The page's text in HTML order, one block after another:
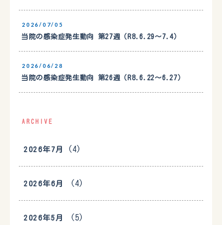
2026/07/05
当院の感染症発生動向 第27週（R8.6.29〜7.4）
2026/06/28
当院の感染症発生動向 第26週（R8.6.22〜6.27）
ARCHIVE
2026年7月 (4)
2026年6月 (4)
2026年5月 (5)